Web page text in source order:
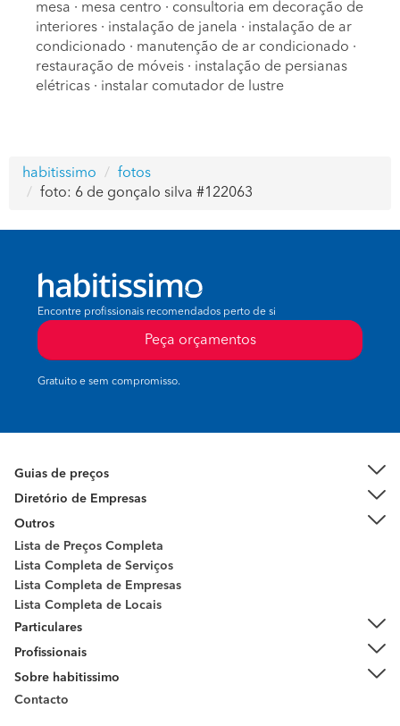
mesa · mesa centro · consultoria em decoração de
interiores · instalação de janela · instalação de ar
condicionado · manutenção de ar condicionado ·
restauração de móveis · instalação de persianas
elétricas · instalar comutador de lustre
habitissimo
fotos
foto: 6 de gonçalo silva #122063
Encontre profissionais recomendados perto de si
Peça orçamentos
Gratuito e sem compromisso.
Guias de preços
Diretório de Empresas
Outros
Lista de Preços Completa
Lista Completa de Serviços
Lista Completa de Empresas
Lista Completa de Locais
Particulares
Profissionais
Sobre habitissimo
Contacto